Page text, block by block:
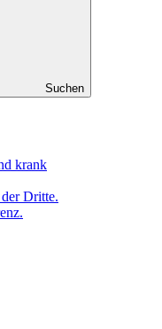
Suchen
krank
Dritte.